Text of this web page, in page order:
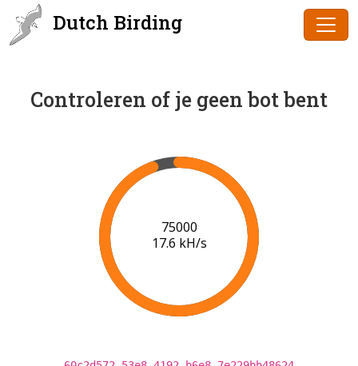
Dutch Birding
Controleren of je geen bot bent
77000
17.8 kH/s